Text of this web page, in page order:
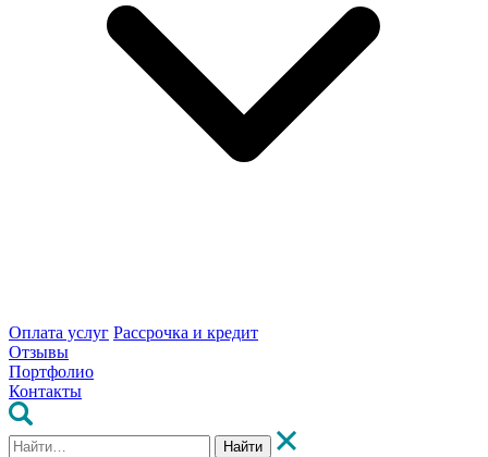
Оплата услуг Рассрочка и кредит
Отзывы
Портфолио
Контакты
Найти